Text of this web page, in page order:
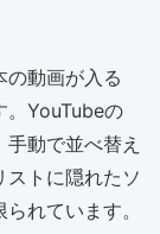
の動画が入る
。YouTubeの
動で並べ替え
ストに隠れたソ
れています。